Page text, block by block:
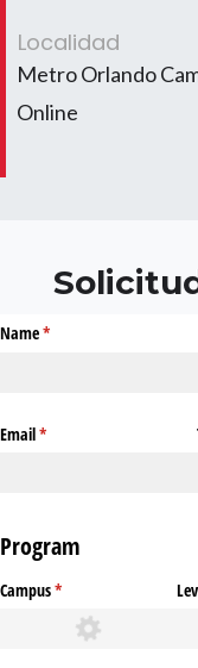
Localidad
Metro Orlando
Online